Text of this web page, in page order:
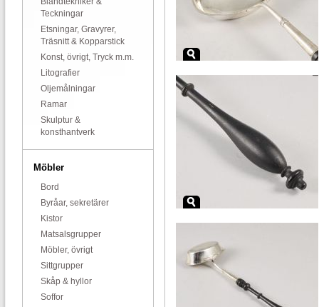
Teckningar
Etsningar, Gravyrer,
Träsnitt & Kopparstick
Konst, övrigt, Tryck m.m.
Litografier
Oljemålningar
Ramar
Skulptur &
konsthantverk
Möbler
Bord
Byråar, sekretärer
Kistor
Matsalsgrupper
Möbler, övrigt
Sittgrupper
Skåp & hyllor
Soffor